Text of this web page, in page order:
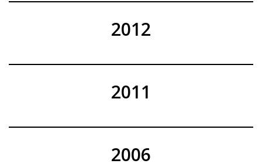
2012
2011
2006